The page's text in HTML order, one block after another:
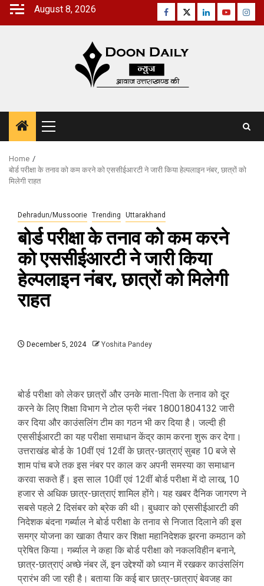
Skip
August 8, 2026 Facebook
TwitterLinkedinYoutube
Primary
Menu
Home
बोर्ड परीक्षा के तनाव को कम करने को एससीईआरटी ने जारी किया हेल्पलाइन नंबर, छात्रों को
मिलेगी राहत
Dehradun/Mussoorie Trending Uttarakhand
बोर्ड परीक्षा के तनाव को कम करने
को एससीईआरटी ने जारी किया
हेल्पलाइन नंबर, छात्रों को मिलेगी
राहत
December 5, 2024 Yoshita Pandey
बोर्ड परीक्षा को लेकर छात्रों और उनके माता-पिता के तनाव को दूर
करने के लिए शिक्षा विभाग ने टोल फ्री नंबर 18001804132 जारी
कर दिया और काउंसलिंग टीम का गठन भी कर दिया है। जल्दी ही
एससीईआरटी का यह परीक्षा समाधान केंद्र काम करना शुरू कर देगा।
उत्तराखंड बोर्ड के 10वीं एवं 12वीं के छात्र-छात्राएं सुबह 10 बजे से
शाम पांच बजे तक इस नंबर पर काल कर अपनी समस्या का समाधान
करवा सकते हैं। इस साल 10वीं एवं 12वीं बोर्ड परीक्षा में दो लाख, 10
हजार से अधिक छात्र-छात्राएं शामिल होंगे। यह खबर दैनिक जागरण ने
सबसे पहले 2 दिसंबर को ब्रेक की थी। बुधवार को एससीईआरटी की
निदेशक बंदना गर्ब्याल ने बोर्ड परीक्षा के तनाव से निजात दिलाने की इस
समग्र योजना का खाका तैयार कर शिक्षा महानिदेशक झरना कमठान को
प्रेषित किया। गर्ब्याल ने कहा कि बोर्ड परीक्षा को नकलविहीन बनाने,
छात्र-छात्राएं अच्छे नंबर लें, इन उद्देश्यों को ध्यान में रखकर काउंसलिंग
प्रारंभ की जा रही है। बताया कि कई बार छात्र-छात्राएं बेवजह का